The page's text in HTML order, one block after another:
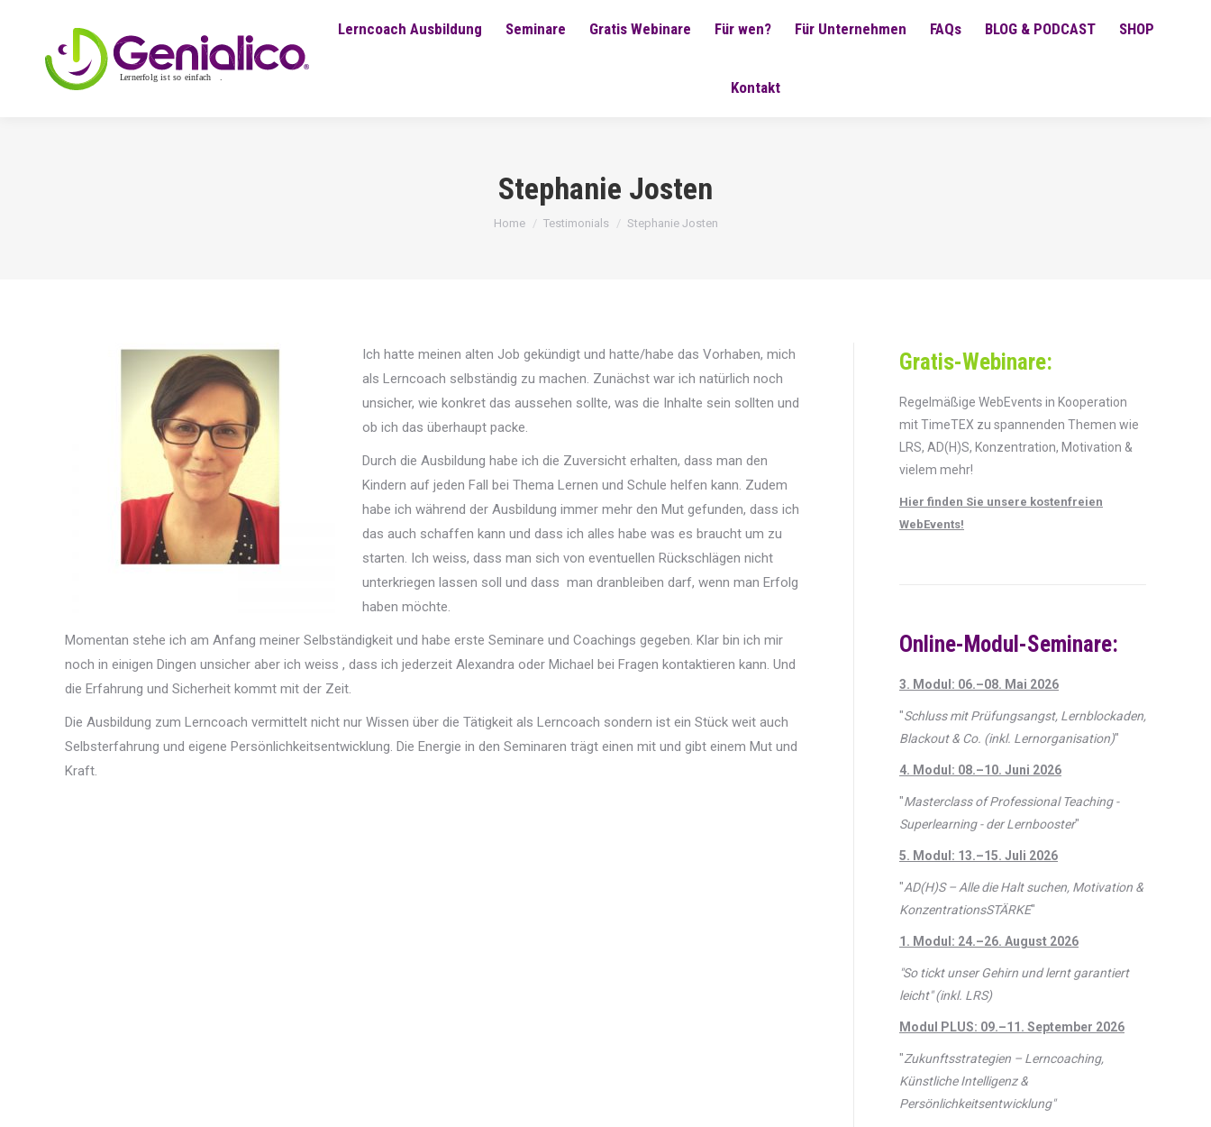
Lerncoach Ausbildung Seminare Gratis Webinare Für wen? Für Unternehmen FAQs BLOG & PODCAST SHOP
Kontakt
Stephanie Josten
You are here:
Home Testimonials Stephanie Josten
Ich hatte meinen alten Job gekündigt und hatte/habe das Vorhaben, mich
als Lerncoach selbständig zu machen. Zunächst war ich natürlich noch
unsicher, wie konkret das aussehen sollte, was die Inhalte sein sollten und
ob ich das überhaupt packe.
Durch die Ausbildung habe ich die Zuversicht erhalten, dass man den
Kindern auf jeden Fall bei Thema Lernen und Schule helfen kann. Zudem
habe ich während der Ausbildung immer mehr den Mut gefunden, dass ich
das auch schaffen kann und dass ich alles habe was es braucht um zu
starten. Ich weiss, dass man sich von eventuellen Rückschlägen nicht
unterkriegen lassen soll und dass man dranbleiben darf, wenn man Erfolg
haben möchte.
Momentan stehe ich am Anfang meiner Selbständigkeit und habe erste Seminare und Coachings gegeben. Klar bin ich mir
noch in einigen Dingen unsicher aber ich weiss , dass ich jederzeit Alexandra oder Michael bei Fragen kontaktieren kann. Und
die Erfahrung und Sicherheit kommt mit der Zeit.
Die Ausbildung zum Lerncoach vermittelt nicht nur Wissen über die Tätigkeit als Lerncoach sondern ist ein Stück weit auch
Selbsterfahrung und eigene Persönlichkeitsentwicklung. Die Energie in den Seminaren trägt einen mit und gibt einem Mut und
Kraft.
Gratis-Webinare:
Regelmäßige WebEvents in Kooperation
mit TimeTEX zu spannenden Themen wie
LRS, AD(H)S, Konzentration, Motivation &
vielem mehr!
Hier finden Sie unsere kostenfreien
WebEvents!
Online-Modul-Seminare:
3. Modul: 06.–08. Mai 2026
"Schluss mit Prüfungsangst, Lernblockaden,
Blackout & Co. (inkl. Lernorganisation)"
4. Modul: 08.–10. Juni 2026
"Masterclass of Professional Teaching -
Superlearning - der Lernbooster"
5. Modul: 13.–15. Juli 2026
"AD(H)S – Alle die Halt suchen, Motivation &
KonzentrationsSTÄRKE"
1. Modul: 24.–26. August 2026
"So tickt unser Gehirn und lernt garantiert
leicht" (inkl. LRS)
Modul PLUS: 09.–11. September 2026
"Zukunftsstrategien – Lerncoaching,
Künstliche Intelligenz &
Persönlichkeitsentwicklung"